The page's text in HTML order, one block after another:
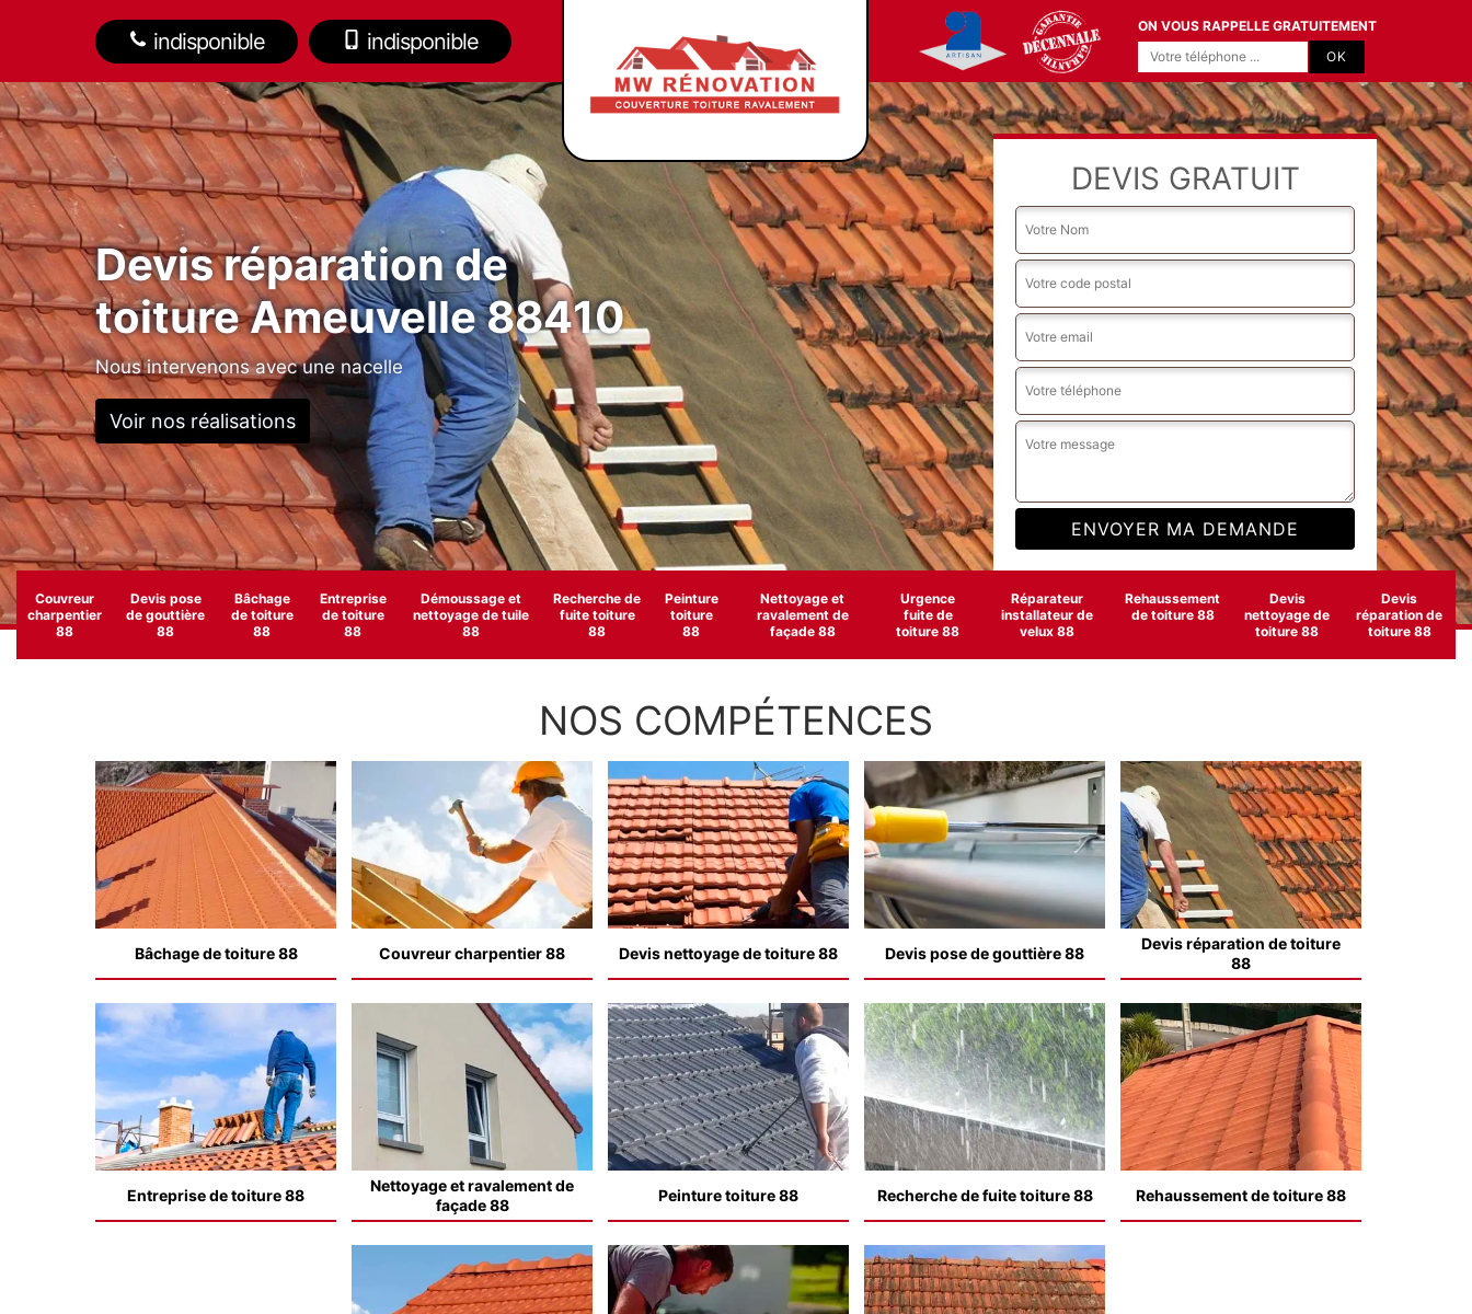
indisponible indisponible
ON VOUS RAPPELLE GRATUITEMENT
Devis réparation de
toiture Ameuvelle 88410
Nous intervenons avec une nacelle
Voir nos réalisations
DEVIS GRATUIT
Couvreur
charpentier
88
Devis pose
de gouttière
88
Bâchage
de toiture
88
Entreprise
de toiture
88
Démoussage et
nettoyage de tuile
88
Recherche de
fuite toiture
88
Peinture
toiture
88
Nettoyage et
ravalement de
façade 88
Urgence
fuite de
toiture 88
Réparateur
installateur de
velux 88
Rehaussement
de toiture 88
Devis
nettoyage de
toiture 88
Devis
réparation de
toiture 88
NOS COMPÉTENCES
Bâchage de toiture 88 Couvreur charpentier 88 Devis nettoyage de toiture 88 Devis pose de gouttière 88
Devis réparation de toiture
88
Entreprise de toiture 88
Nettoyage et ravalement de
façade 88
Peinture toiture 88 Recherche de fuite toiture 88 Rehaussement de toiture 88